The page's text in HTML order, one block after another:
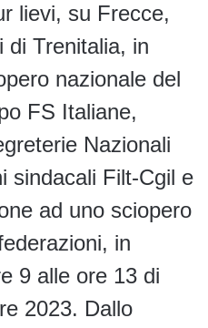
lievi, su Frecce,
di Trenitalia, in
nazionale del
FS Italiane,
Nazionali
sindacali Filt-Cgil e
ad uno sciopero
in
9 alle ore 13 di
2023. Dallo